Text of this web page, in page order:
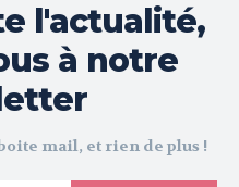
l'actualité,
à notre
mail, et rien de plus !